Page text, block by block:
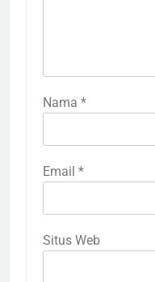
Nama *
Email *
Situs Web